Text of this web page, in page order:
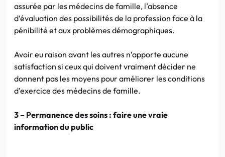
assurée par les médecins de famille, l’absence
d’évaluation des possibilités de la profession face à la
pénibilité et aux problèmes démographiques.
Avoir eu raison avant les autres n’apporte aucune
satisfaction si ceux qui doivent vraiment décider ne
donnent pas les moyens pour améliorer les conditions
d’exercice des médecins de famille.
3 – Permanence des soins : faire une vraie
information du public